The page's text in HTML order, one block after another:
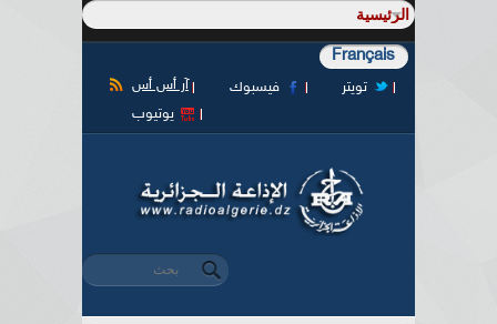
Français
آر أس أس فيسبوك
تويتر
يوتيوب
استمارة البحث
‏بحث ‏